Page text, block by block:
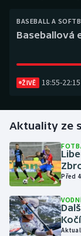
Florbal
Golf
Házená
Jezdectví
Judo
Krasobruslení
BASEBALL A
Baseballová
ŽIVĚ 18:55-22:15
Aktuality ze
Před